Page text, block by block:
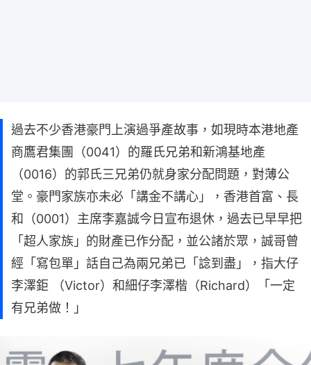
過去不少香港豪門上演過爭產故事，如現時本港地產
商鷹君集團（0041）的羅氏兄弟和新鴻基地產
（0016）的郭氏三兄弟仍就身家分配問題，對薄公
堂。豪門家族亦未必「講金不講心」，香港首富、長
和（0001）主席李嘉誠今日宣布退休，過去已早早把
「超人家族」的財產已作分配，並公諸於眾，誠哥曾
經「寫包單」話自己為兩兄弟已「諗到盡」，指大仔
李澤鉅 （Victor）和細仔李澤楷（Richard）「一定
有兄弟做！」